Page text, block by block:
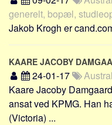
generelt, bopæl,
Jakob Krogh er
KAARE JACOBY
24-01-17
Kaare Jacoby
ansat ved KPMG. Han
(Victoria) ...